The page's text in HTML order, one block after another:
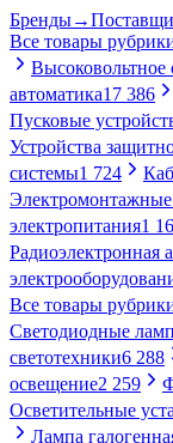
Бренды→
Все товары
Высоковольтное
автоматика17 386
Пусковые
Устройства
системы1 724
Электромонтажные
электропитания1
Радиоэлектронная
Все товары
Светодиодные
светотехники6 288
освещение2 259
Осветительные
Лампа